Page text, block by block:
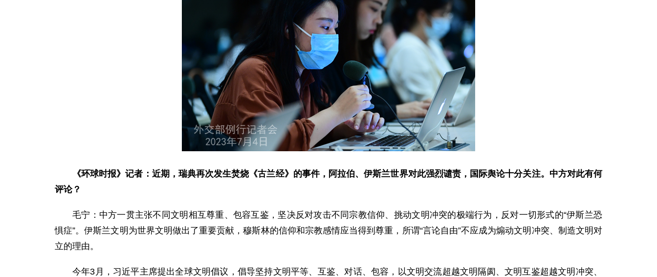
《环球时报》记者：近期，瑞典再次发生焚烧《古兰经》的事件，阿拉伯、伊斯兰世界对此强烈谴责，国际舆论十分关注。中方对此有何
评论？
毛宁：中方一贯主张不同文明相互尊重、包容互鉴，坚决反对攻击不同宗教信仰、挑动文明冲突的极端行为，反对一切形式的“伊斯兰恐
惧症”。伊斯兰文明为世界文明做出了重要贡献，穆斯林的信仰和宗教感情应当得到尊重，所谓“言论自由”不应成为煽动文明冲突、制造文明对
立的理由。
今年3月，习近平主席提出全球文明倡议，倡导坚持文明平等、互鉴、对话、包容，以文明交流超越文明隔阂、文明互鉴超越文明冲突、